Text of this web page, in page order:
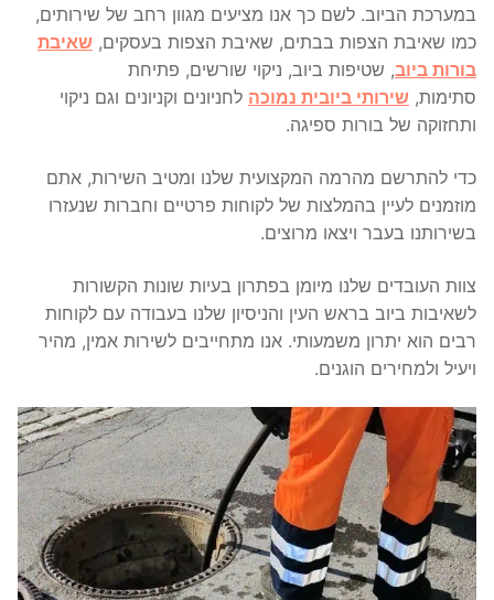
במערכת הביוב. לשם כך אנו מציעים מגוון רחב של שירותים,
כמו שאיבת הצפות בבתים, שאיבת הצפות בעסקים, שאיבת
בורות ביוב, שטיפות ביוב, ניקוי שורשים, פתיחת
סתימות, שירותי ביובית נמוכה לחניונים וקניונים וגם ניקוי
ותחזוקה של בורות ספיגה.
כדי להתרשם מהרמה המקצועית שלנו ומטיב השירות, אתם
מוזמנים לעיין בהמלצות של לקוחות פרטיים וחברות שנעזרו
בשירותנו בעבר ויצאו מרוצים.
צוות העובדים שלנו מיומן בפתרון בעיות שונות הקשורות
לשאיבות ביוב בראש העין והניסיון שלנו בעבודה עם לקוחות
רבים הוא יתרון משמעותי. אנו מתחייבים לשירות אמין, מהיר
ויעיל ולמחירים הוגנים.